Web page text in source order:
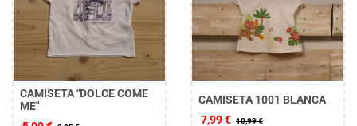
CAMISETA "DOLCE COME
ME"
CAMISETA 1001 BLANCA
7,99 € 10,99 €